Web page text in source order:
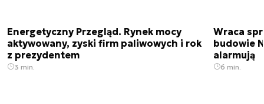
Energetyczny Przegląd. Rynek mocy
aktywowany, zyski firm paliwowych i rok
z prezydentem
3 min.
Wraca
budowie
alarmują
6 min.